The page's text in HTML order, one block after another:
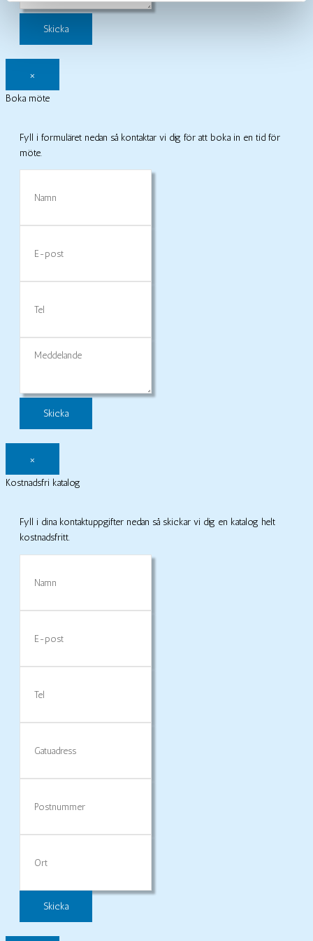
×
Boka möte
Fyll i formuläret nedan så kontaktar vi dig för att boka in en tid för
möte.
post
×
Kostnadsfri katalog
Fyll i dina kontaktuppgifter nedan så skickar vi dig en katalog helt
kostnadsfritt.
post